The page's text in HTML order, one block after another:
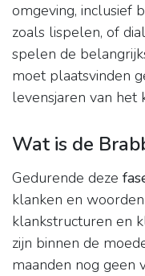
omgeving, inclusief
zoals lispelen, of
spelen de
moet plaatsvinden
levensjaren van het
Wat is de
Gedurende deze
klanken en
klankstructuren en
zijn binnen de
maanden nog geen